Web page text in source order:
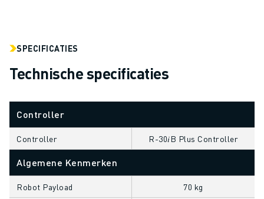
ALLE TOEPASSINGEN
5-ASSIGE BEWERKING
ASSEMBLAGE
CNC SLIJPEN
CNC FREZEN
BOREN EN TAPPEN MET HOGE SNELHEID
SPUITGIETEN
MACHINE BELADING
SPECIFICATIES
Technische specificaties
Controller
Controller R-30𝑖B Plus Controller
Algemene Kenmerken
Robot Payload 70 kg